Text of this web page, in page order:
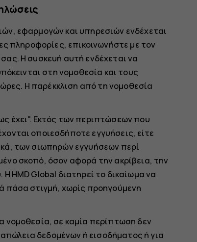
εφαρμογών και υπηρεσιών ενδέχεται
πληροφορίες, επικοινωνήστε με τον
Η συσκευή αυτή ενδέχεται να
στη νομοθεσία και τους
Η παρέκκλιση από τη νομοθεσία
έχει". Εκτός των περιπτώσεων που
οποιεσδήποτε εγγυήσεις, είτε
των σιωπηρών εγγυήσεων περί
σκοπό, όσον αφορά την ακρίβεια, την
HMD Global διατηρεί το δικαίωμα να
πάσα στιγμή, χωρίς προηγούμενη
νομοθεσία, σε καμία περίπτωση δεν
δεδομένων ή εισοδήματος ή για